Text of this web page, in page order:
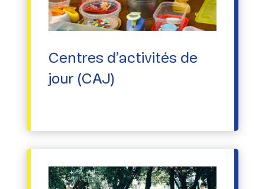
Centres d’activités de
jour (CAJ)